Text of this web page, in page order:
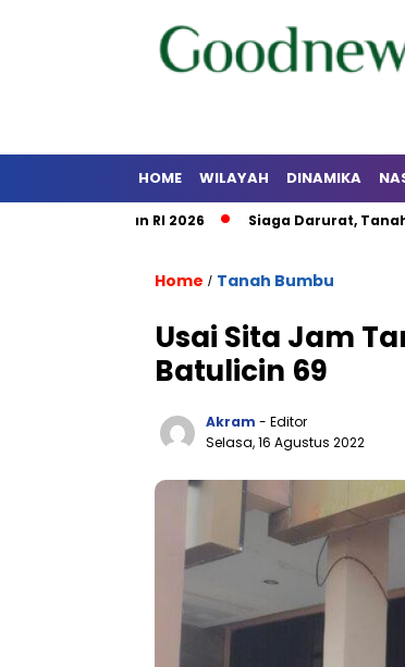
HOME WILAYAH DINAMIKA
dan RI 2026 Siaga Darurat, Tanah
Home / Tanah Bumbu
Usai Sita Jam
Batulicin 69
Akram - Editor
Selasa, 16 Agustus 2022